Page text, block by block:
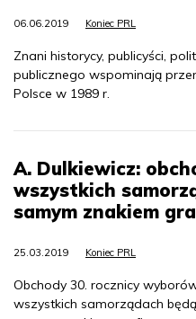
06.06.2019 Koniec PRL
Znani historycy, publicyści,
publicznego wspominają
Polsce w 1989 r.
A. Dulkiewicz:
wszystkich
samym znakiem
25.03.2019 Koniec PRL
Obchody 30. rocznicy
wszystkich samorządach